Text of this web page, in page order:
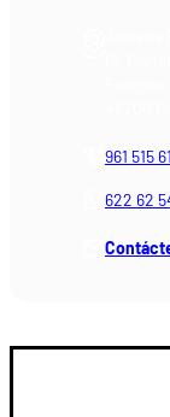
961 515
622 62